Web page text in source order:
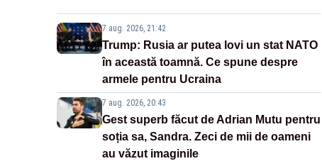
7 aug. 2026, 21:42
Trump: Rusia ar putea lovi un stat NATO
în această toamnă. Ce spune despre
armele pentru Ucraina
7 aug. 2026, 20:43
Gest superb făcut de Adrian Mutu pentru
soția sa, Sandra. Zeci de mii de oameni
au văzut imaginile